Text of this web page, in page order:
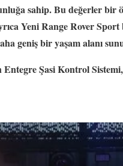
sahip. Bu değerler bir
Yeni Range Rover
geniş bir yaşam alanı
Şasi Kontrol